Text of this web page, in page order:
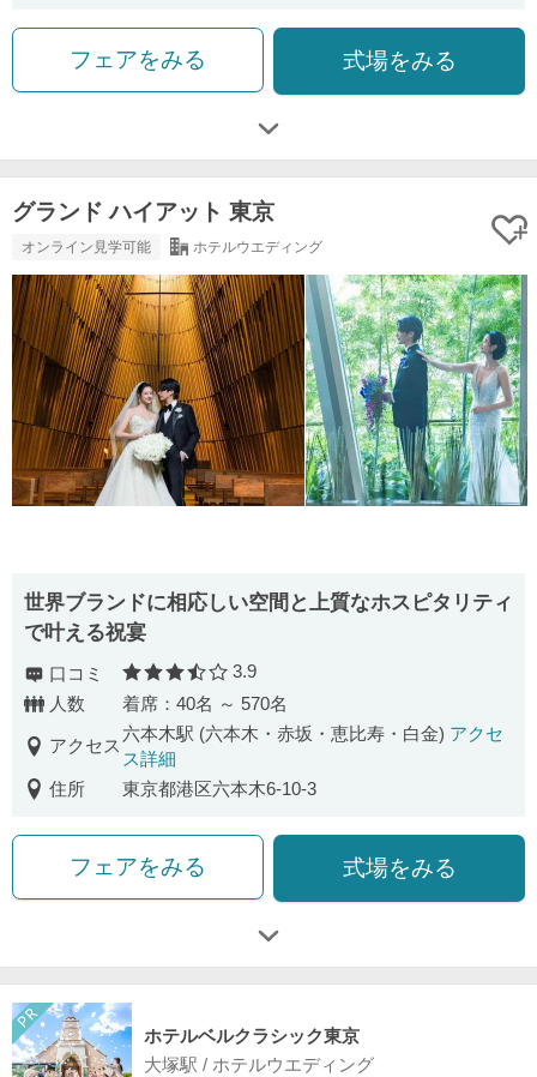
フェアをみる 式場をみる
グランド ハイアット 東京
オンライン見学可能 ホテルウエディング
世界ブランドに相応しい空間と上質なホスピタリティ
で叶える祝宴
口コミ 口コミ評価
3.9
人数
着席：40名 ～ 570名
アクセス
六本木駅 (六本木・赤坂・恵比寿・白金) アクセ
ス詳細
住所
東京都港区六本木6-10-3
フェアをみる 式場をみる
ホテルベルクラシック東京
大塚駅 / ホテルウエディング